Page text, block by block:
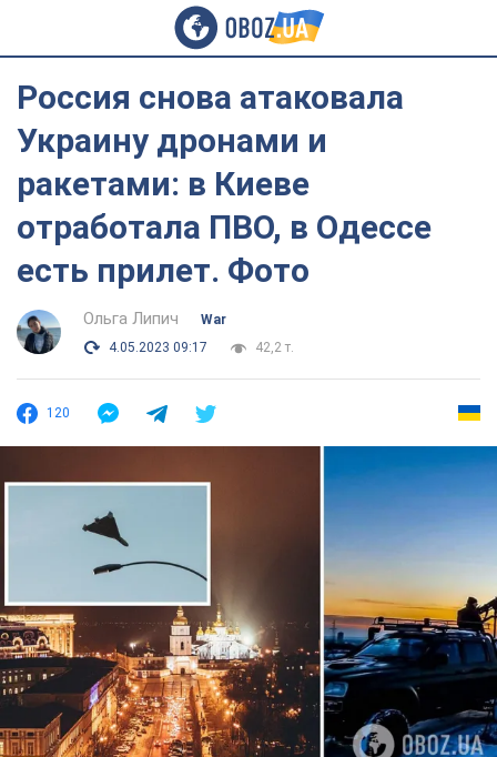
Россия снова атаковала
Украину дронами и
ракетами: в Киеве
отработала ПВО, в Одессе
есть прилет. Фото
Ольга Липич
War
4.05.2023 09:17
42,2 т.
120